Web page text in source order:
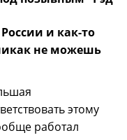
и как-то
не можешь
этому
работал